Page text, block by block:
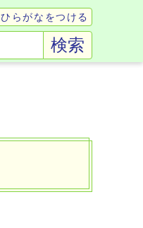
ひらがなをつける
検索